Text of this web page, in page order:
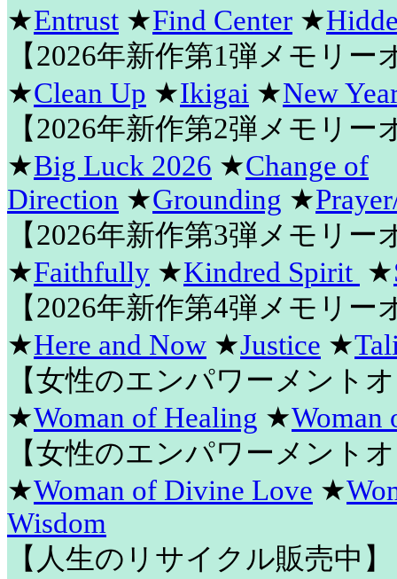
★Entrust ★Find Center ★
【2026年新作第1弾メモリー
★Clean Up ★Ikigai ★New
【2026年新作第2弾メモリー
★Big Luck 2026 ★Change of
Direction ★Grounding ★
【2026年新作第3弾メモリー
★Faithfully ★Kindred Spirit ★
【2026年新作第4弾メモリー
★Here and Now ★Justice ★
【女性のエンパワーメント
★Woman of Healing ★Woman
【女性のエンパワーメント
★Woman of Divine Love ★
Wisdom
【人生のリサイクル販売中】